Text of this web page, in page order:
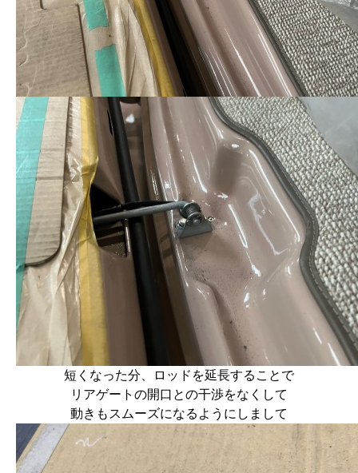
短くなった分、ロッドを延長することで
リアゲートの開口との干渉をなくして
動きもスムーズになるようにしまして